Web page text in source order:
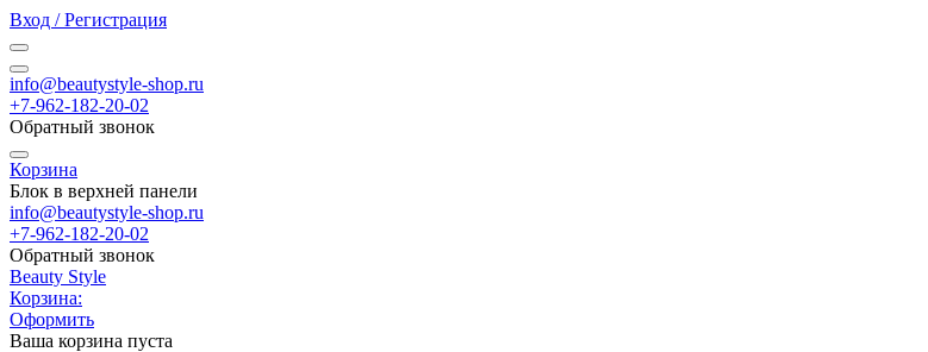
Вход / Регистрация
info@beautystyle-shop.ru
+7-962-182-20-02
Обратный звонок
Корзина
Блок в верхней панели
info@beautystyle-shop.ru
+7-962-182-20-02
Обратный звонок
Beauty Style
Корзина:
Оформить
Ваша корзина пуста